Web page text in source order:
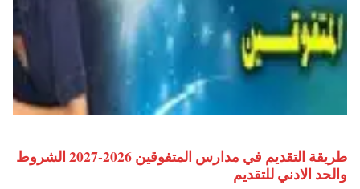
طريقة التقديم في مدارس المتفوقين 2026-2027 الشروط
والحد الادني للتقديم